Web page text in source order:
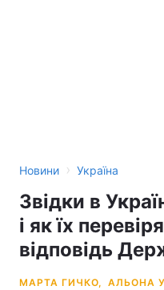
Новини › Україна
Звідки в
і як їх
відповідь
МАРТА ГИЧКО, АЛЬОНА